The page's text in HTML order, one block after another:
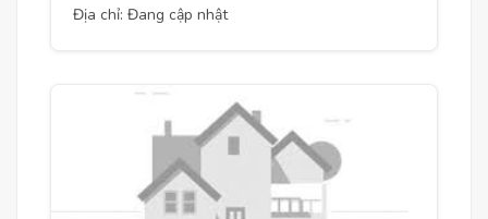
Địa chỉ: Đang cập nhật